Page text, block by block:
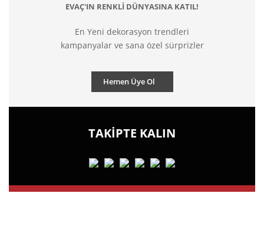
EVAÇ'IN RENKLİ DÜNYASINA KATIL!
En Yeni dekorasyon trendleri
kampanyalar ve sana özel sürprizler
Hemen Üye Ol
TAKİPTE KALIN